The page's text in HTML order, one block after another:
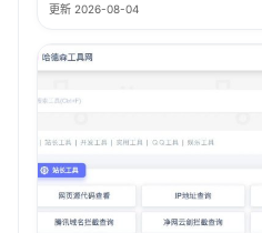
更新 2026-08-04